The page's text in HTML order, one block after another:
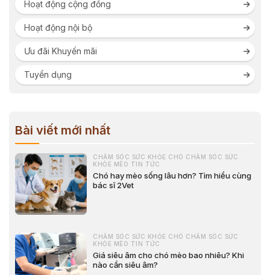
Hoạt động cộng đồng
Hoạt động nội bộ
Ưu đãi Khuyến mãi
Tuyển dụng
Bài viết mới nhất
CHĂM SÓC SỨC KHỎE CHÓ CHĂM SÓC SỨC
KHỎE MÈO TIN TỨC
Chó hay mèo sống lâu hơn? Tìm hiểu cùng
bác sĩ 2Vet
CHĂM SÓC SỨC KHỎE CHÓ CHĂM SÓC SỨC
KHỎE MÈO TIN TỨC
Giá siêu âm cho chó mèo bao nhiêu? Khi
nào cần siêu âm?